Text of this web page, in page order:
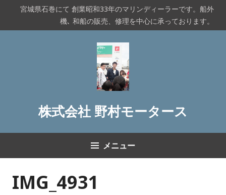
テ
宮城県石巻にて 創業昭和33年のマリンディーラーです。船外
機､ 和船の販売、修理を中心に承っております。
株式会社 野村モータース
メニュー
IMG_4931